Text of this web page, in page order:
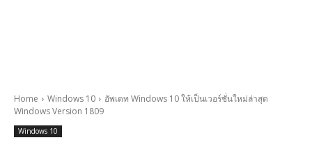
Home Windows 10
อัพเดท Windows 10 ให้เป็นเวอร์ชั่นใหม่ล่าสุด
Windows Version 1809
Windows 10